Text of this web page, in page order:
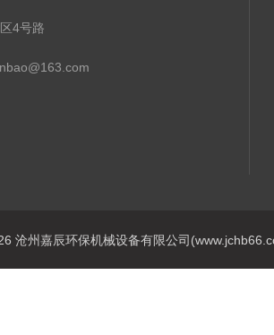
4号路
沧州嘉辰环保机械设备有限公司